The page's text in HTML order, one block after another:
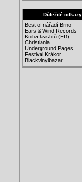
Důležité odkazy
Best of nářadí Brno
Ears & Wind Records
Kniha ksichtů (FB)
Christiania
Underground Pages
Festival Krákor
Blackvinylbazar